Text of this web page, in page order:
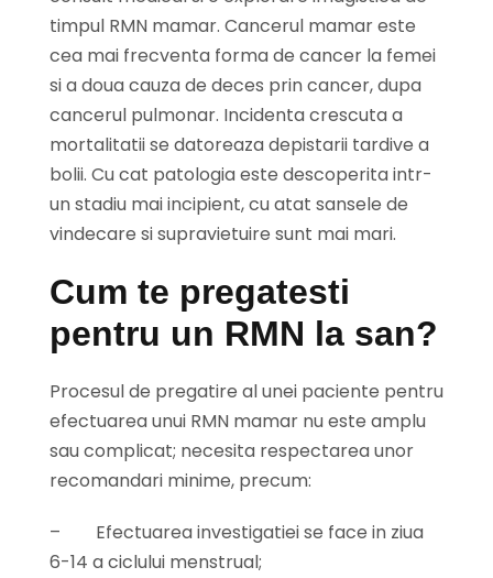
timpul RMN mamar. Cancerul mamar este
cea mai frecventa forma de cancer la femei
si a doua cauza de deces prin cancer, dupa
cancerul pulmonar. Incidenta crescuta a
mortalitatii se datoreaza depistarii tardive a
bolii. Cu cat patologia este descoperita intr-
un stadiu mai incipient, cu atat sansele de
vindecare si supravietuire sunt mai mari.
Cum te pregatesti
pentru un RMN la san?
Procesul de pregatire al unei paciente pentru
efectuarea unui RMN mamar nu este amplu
sau complicat; necesita respectarea unor
recomandari minime, precum:
–
Efectuarea investigatiei se face in ziua
6-14 a ciclului menstrual;